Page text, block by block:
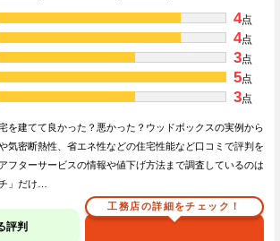
4点
4点
3点
5点
3点
を建てて良かった？悪かった？ウッドボックスの実例から
気密断熱性、省エネ性などの住宅性能など口コミで評判を
フターサービスの情報や値下げ方法まで調査しているのは
」だけ…
評判
工務店の詳細をチェック！